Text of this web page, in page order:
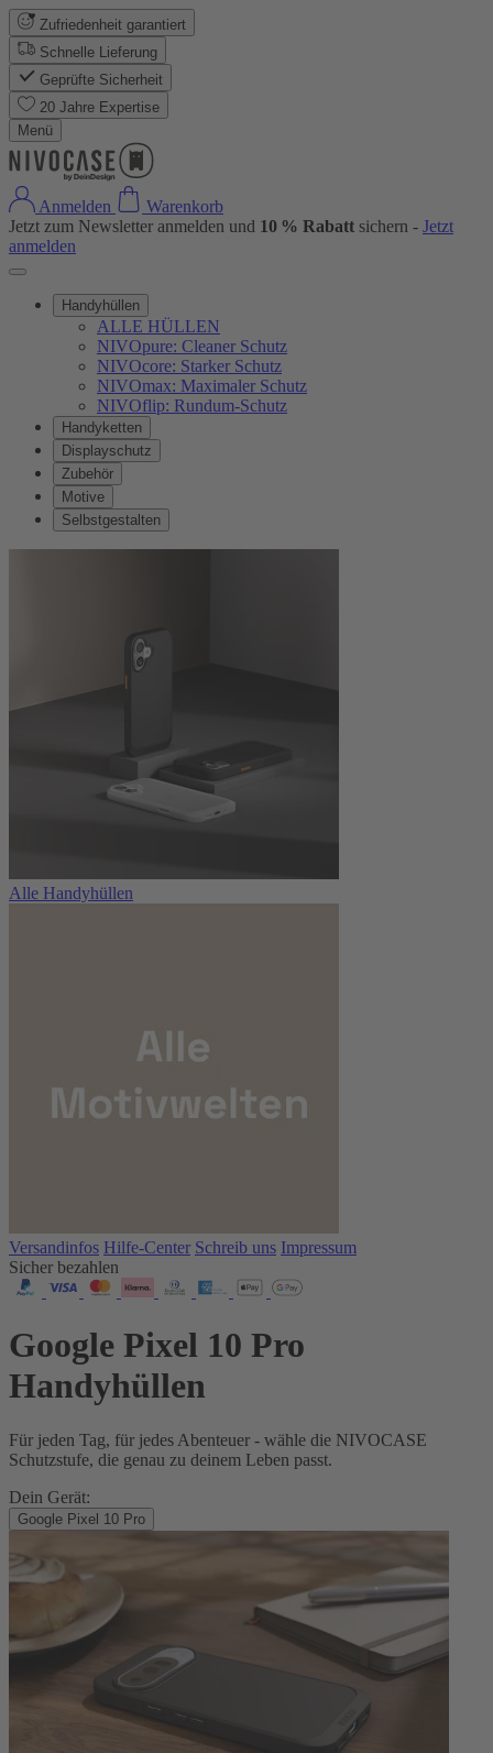
Zufriedenheit garantiert
Schnelle Lieferung
Geprüfte Sicherheit
20 Jahre Expertise
Menü
Anmelden
Warenkorb
Jetzt zum Newsletter anmelden und 10 % Rabatt sichern - Jetzt
anmelden
Handyhüllen
ALLE HÜLLEN
NIVOpure: Cleaner Schutz
NIVOcore: Starker Schutz
NIVOmax: Maximaler Schutz
NIVOflip: Rundum-Schutz
Handyketten
Displayschutz
Zubehör
Motive
Selbstgestalten
Alle Handyhüllen
Versandinfos Hilfe-Center Schreib uns Impressum
Sicher bezahlen
Google Pixel 10 Pro
Handyhüllen
Für jeden Tag, für jedes Abenteuer - wähle die NIVOCASE
Schutzstufe, die genau zu deinem Leben passt.
Dein Gerät:
Google Pixel 10 Pro